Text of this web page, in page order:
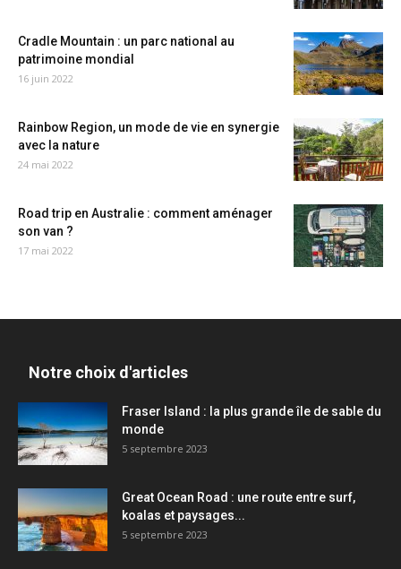
Cradle Mountain : un parc national au
patrimoine mondial
16 juin 2022
Rainbow Region, un mode de vie en synergie
avec la nature
24 mai 2022
Road trip en Australie : comment aménager
son van ?
17 mai 2022
Notre choix d'articles
Fraser Island : la plus grande île de sable du
monde
5 septembre 2023
Great Ocean Road : une route entre surf,
koalas et paysages...
5 septembre 2023